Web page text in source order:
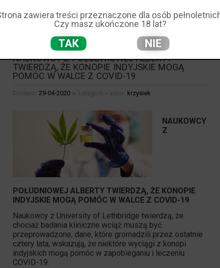
NAUKOWCY Z POŁUDNIOWEJ ALBERTY
TWIERDZĄ, ŻE KONOPIE INDYJSKIE MOGĄ
POMÓC W WALCE Z COVID-19
Dodano: 29-04-2020 w kategorii: - autor: krzysiek
NAUKOWCY
Z
POŁUDNIOWEJ ALBERTY TWIERDZĄ, ŻE KONOPIE
INDYJSKIE MOGĄ POMÓC W WALCE Z COVID-19
Naukowcy z University of Lethbridge twierdzą, że
chociaż badania kliniczne wciąż muszą być
przeprowadzone, dane, które gromadzili przez ostatnie
cztery lata, wskazują, że niektóre wyciągi z konopi
indyjskich mogą pomóc w zapobieganiu i leczeniu
COVID-19.
zawiera treści przeznaczone dla osób
Czy masz ukończone 18 lat?
TAK NIE